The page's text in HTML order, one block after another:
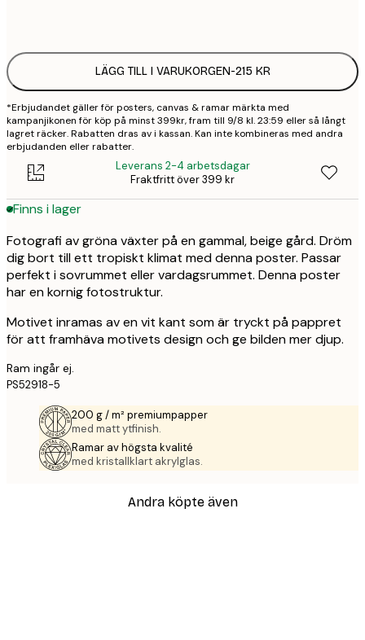
LÄGG TILL I VARUKORGEN-215 KR
*Erbjudandet gäller för posters, canvas & ramar märkta med
kampanjikonen för köp på minst 399kr, fram till 9/8 kl. 23:59 eller så långt
lagret räcker. Rabatten dras av i kassan. Kan inte kombineras med andra
erbjudanden eller rabatter.
Leverans 2-4 arbetsdagar
Fraktfritt över 399 kr
Finns i lager
Fotografi av gröna växter på en gammal, beige gård. Dröm
dig bort till ett tropiskt klimat med denna poster. Passar
perfekt i sovrummet eller vardagsrummet. Denna poster
har en kornig fotostruktur.
Motivet inramas av en vit kant som är tryckt på pappret
för att framhäva motivets design och ge bilden mer djup.
Ram ingår ej.
PS52918-5
200 g / m² premiumpapper
med matt ytfinish.
Ramar av högsta kvalité
med kristallklart akrylglas.
Andra köpte även